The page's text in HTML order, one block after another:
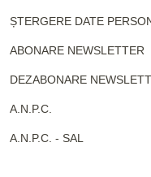
ȘTERGERE DATE
ABONARE NEWSLETTER
DEZABONARE
A.N.P.C.
A.N.P.C. - SAL